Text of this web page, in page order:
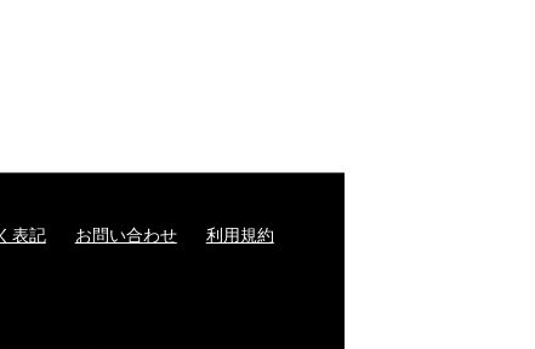
表記 お問い合わせ
利用規約